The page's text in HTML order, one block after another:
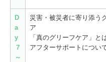
D
a
y
７
～
災害・被災者に寄り添う
ア
「真のグリーフケア」と
アフターサポートについ